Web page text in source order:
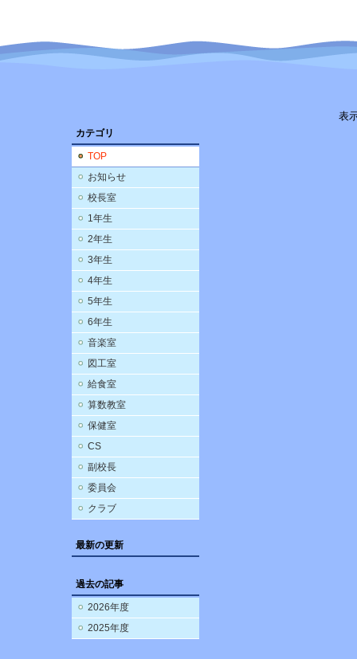
カテゴリ
TOP
お知らせ
校長室
1年生
2年生
3年生
4年生
5年生
6年生
音楽室
図工室
給食室
算数教室
保健室
CS
副校長
委員会
クラブ
最新の更新
過去の記事
2026年度
2025年度
表